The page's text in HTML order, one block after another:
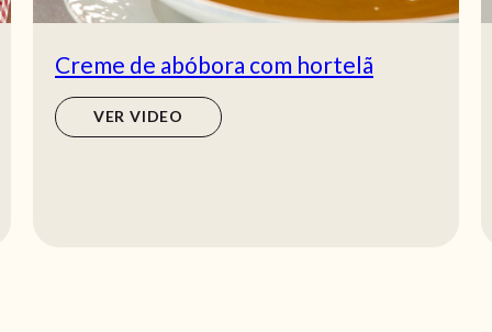
Creme de abóbora com hortelã
VER VIDEO